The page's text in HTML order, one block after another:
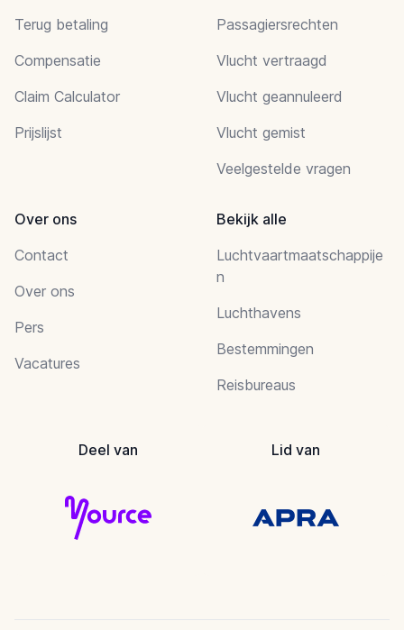
Terug betaling
Compensatie
Claim Calculator
Prijslijst
Passagiersrechten
Vlucht vertraagd
Vlucht geannuleerd
Vlucht gemist
Veelgestelde vragen
Over ons
Contact
Over ons
Pers
Vacatures
Bekijk alle
Luchtvaartmaatschappije
n
Luchthavens
Bestemmingen
Reisbureaus
Deel van Lid van